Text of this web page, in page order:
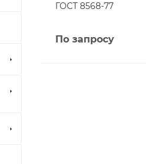
ГОСТ 8568-77
По запросу